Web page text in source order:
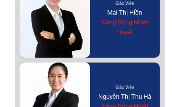
Giáo Viên
Mai Thị Hiền
Năng Động Nhiệt
Huyết
Giáo Viên
Nguyễn Thị Thu Hà